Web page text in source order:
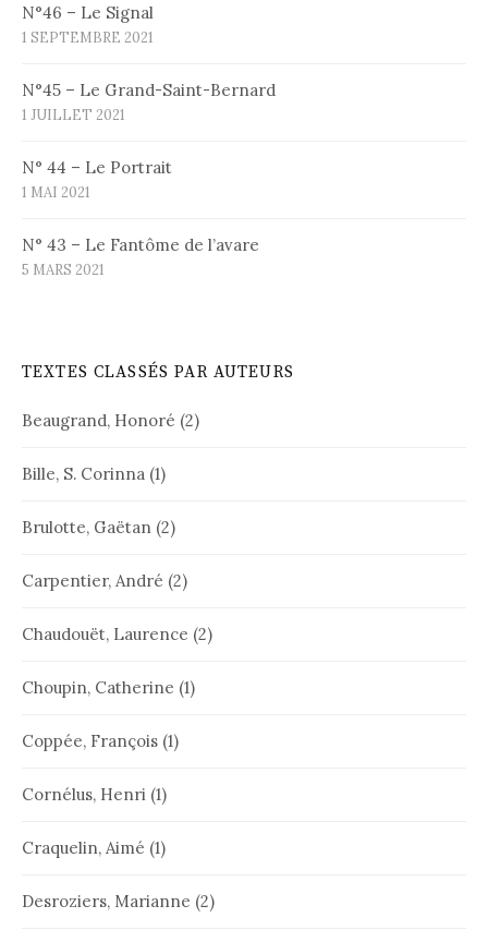
N°46 – Le Signal
1 SEPTEMBRE 2021
N°45 – Le Grand-Saint-Bernard
1 JUILLET 2021
N° 44 – Le Portrait
1 MAI 2021
N° 43 – Le Fantôme de l’avare
5 MARS 2021
TEXTES CLASSÉS PAR AUTEURS
Beaugrand, Honoré (2)
Bille, S. Corinna (1)
Brulotte, Gaëtan (2)
Carpentier, André (2)
Chaudouët, Laurence (2)
Choupin, Catherine (1)
Coppée, François (1)
Cornélus, Henri (1)
Craquelin, Aimé (1)
Desroziers, Marianne (2)